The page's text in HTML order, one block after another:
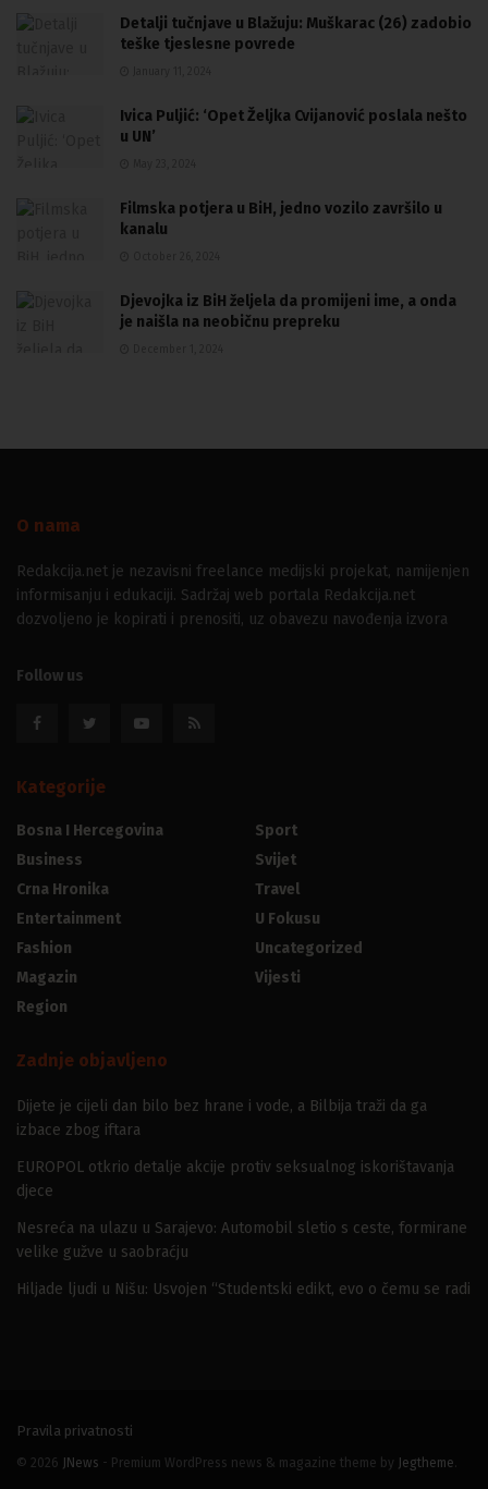
Detalji tučnjave u Blažuju: Muškarac (26) zadobio
teške tjeslesne povrede
Ivica Puljić: ‘Opet Željka Cvijanović poslala nešto
u UN’
Filmska potjera u BiH, jedno vozilo završilo u
kanalu
Djevojka iz BiH željela da promijeni ime, a onda
je naišla na neobičnu prepreku
O nama
Redakcija.net je nezavisni freelance medijski projekat, namijenjen
informisanju i edukaciji. Sadržaj web portala Redakcija.net
dozvoljeno je kopirati i prenositi, uz obavezu navođenja izvora
Follow us
Kategorije
Bosna I Hercegovina
Business
Crna Hronika
Entertainment
Fashion
Magazin
Region
Sport
Svijet
Travel
U Fokusu
Uncategorized
Vijesti
Zadnje objavljeno
Dijete je cijeli dan bilo bez hrane i vode, a Bilbija traži da ga
izbace zbog iftara
EUROPOL otkrio detalje akcije protiv seksualnog iskorištavanja
djece
Nesreća na ulazu u Sarajevo: Automobil sletio s ceste, formirane
velike gužve u saobraćju
Hiljade ljudi u Nišu: Usvojen “Studentski edikt, evo o čemu se radi
Pravila privatnosti
© 2026 JNews - Premium WordPress news & magazine theme by Jegtheme